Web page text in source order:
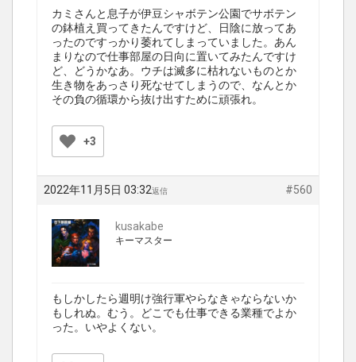
カミさんと息子が伊豆シャボテン公園でサボテン
の鉢植え買ってきたんですけど、日陰に放ってあ
ったのですっかり萎れてしまっていました。あん
まりなので仕事部屋の日向に置いてみたんですけ
ど、どうかなあ。ウチは滅多に枯れないものとか
生き物をあっさり死なせてしまうので、なんとか
その負の循環から抜け出すために頑張れ。
+3
2022年11月5日 03:32 #560
返信
kusakabe
キーマスター
もしかしたら週明け強行軍やらなきゃならないか
もしれぬ。むう。どこでも仕事できる業種でよか
った。いやよくない。